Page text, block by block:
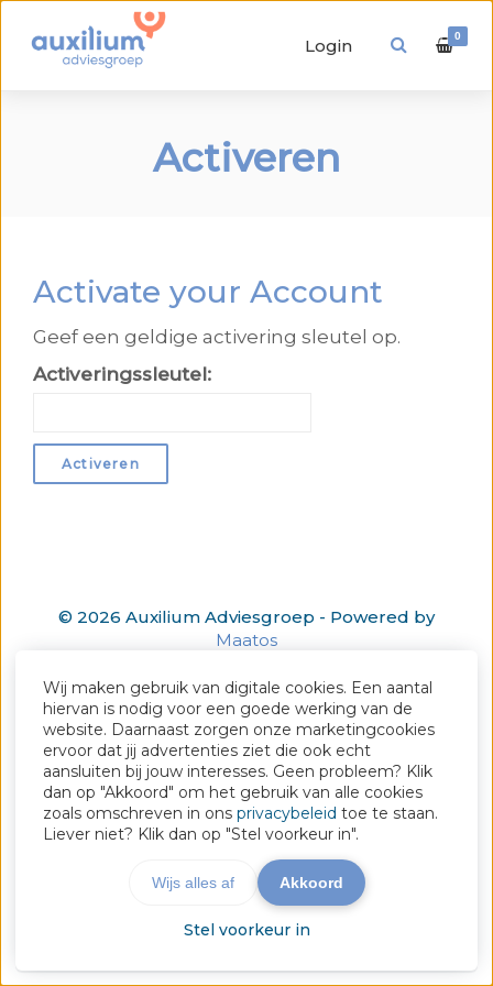
Login 0
Activeren
Activate your Account
Geef een geldige activering sleutel op.
Activeringssleutel:
© 2026 Auxilium Adviesgroep - Powered by
Maatos
Wij maken gebruik van digitale cookies. Een aantal
hiervan is nodig voor een goede werking van de
website. Daarnaast zorgen onze marketingcookies
ervoor dat jij advertenties ziet die ook echt
aansluiten bij jouw interesses. Geen probleem? Klik
dan op "Akkoord" om het gebruik van alle cookies
zoals omschreven in ons privacybeleid toe te staan.
Liever niet? Klik dan op "Stel voorkeur in".
Stel voorkeur in
Wijs alles af Akkoord